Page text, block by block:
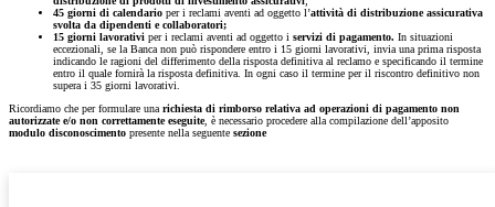
45 giorni di calendario per i reclami aventi ad oggetto l’attività di distribuzione assicurativa
svolta da dipendenti e collaboratori;
15 giorni lavorativi per i reclami aventi ad oggetto i servizi di pagamento. In situazioni
eccezionali, se la Banca non può rispondere entro i 15 giorni lavorativi, invia una prima risposta
indicando le ragioni del differimento della risposta definitiva al reclamo e specificando il termine
entro il quale fornirà la risposta definitiva. In ogni caso il termine per il riscontro definitivo non
supera i 35 giorni lavorativi.
Ricordiamo che per formulare una richiesta di rimborso relativa ad operazioni di pagamento non
autorizzate e/o non correttamente eseguite, è necessario procedere alla compilazione dell’apposito
modulo disconoscimento presente nella seguente sezione